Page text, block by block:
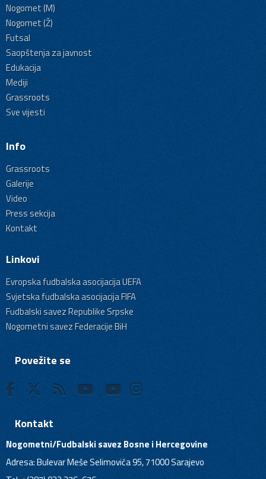
Nogomet (M)
Nogomet (Ž)
Futsal
Saopštenja za javnost
Edukacija
Mediji
Grassroots
Sve vijesti
Info
Grassroots
Galerije
Video
Press sekcija
Kontakt
Linkovi
Evropska fudbalska asocijacija UEFA
Svjetska fudbalska asocijacija FIFA
Fudbalski savez Republike Srpske
Nogometni savez Federacije BiH
Povežite se
Kontakt
Nogometni/Fudbalski savez Bosne i Hercegovine
Adresa: Bulevar Meše Selimovića 95, 71000 Sarajevo